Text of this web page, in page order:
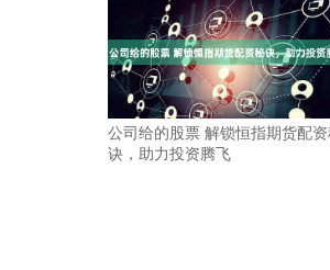
公司给的股票 解锁恒指期货配
诀，助力投资腾飞